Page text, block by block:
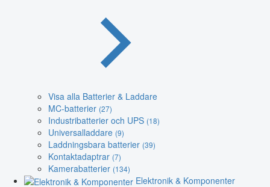
Visa alla Batterier & Laddare
MC-batterier (27)
Industribatterier och UPS (18)
Universalladdare (9)
Laddningsbara batterier (39)
Kontaktadaptrar (7)
Kamerabatterier (134)
Elektronik & Komponenter